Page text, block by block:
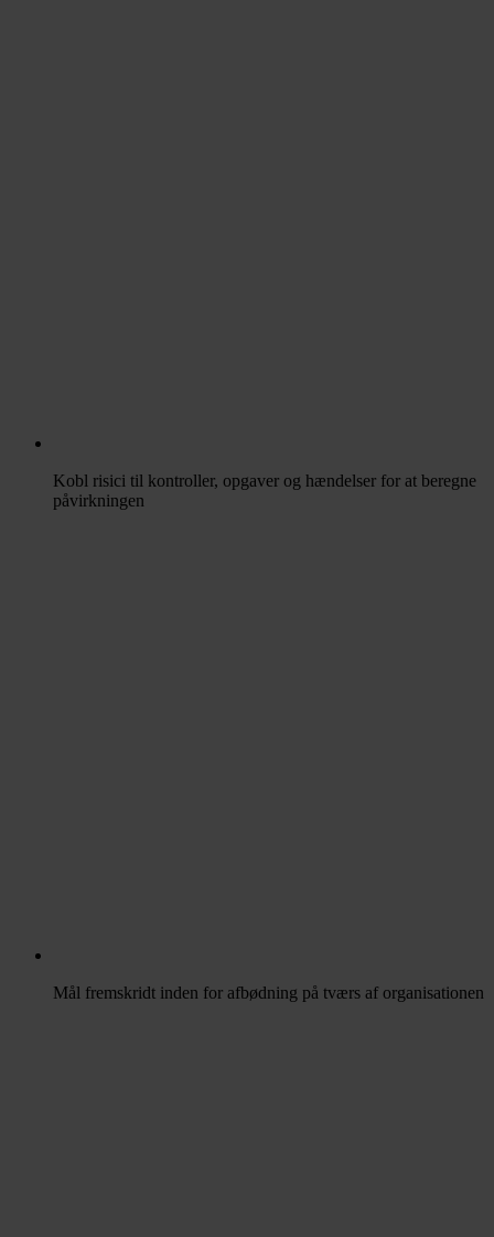
Kobl risici til kontroller, opgaver og hændelser for at beregne
påvirkningen
Mål fremskridt inden for afbødning på tværs af organisationen